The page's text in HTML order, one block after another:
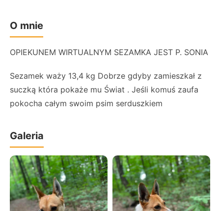
O mnie
OPIEKUNEM WIRTUALNYM SEZAMKA JEST P. SONIA
Sezamek waży 13,4 kg Dobrze gdyby zamieszkał z
suczką która pokaże mu Świat . Jeśli komuś zaufa
pokocha całym swoim psim serduszkiem
Galeria